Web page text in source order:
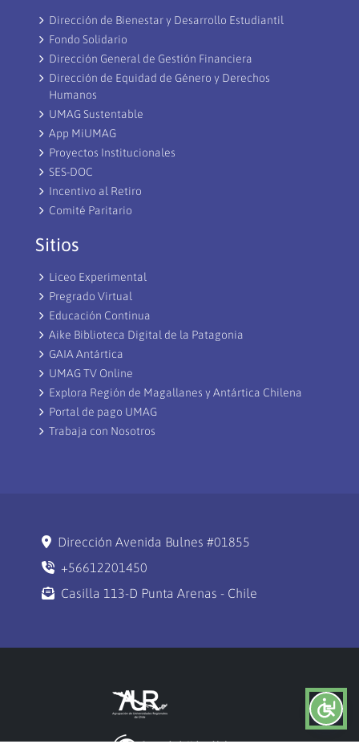
Dirección de Bienestar y Desarrollo Estudiantil
Fondo Solidario
Dirección General de Gestión Financiera
Dirección de Equidad de Género y Derechos
Humanos
UMAG Sustentable
App MiUMAG
Proyectos Institucionales
SES-DOC
Incentivo al Retiro
Comité Paritario
Sitios
Liceo Experimental
Pregrado Virtual
Educación Continua
Aike Biblioteca Digital de la Patagonia
GAIA Antártica
UMAG TV Online
Explora Región de Magallanes y Antártica Chilena
Portal de pago UMAG
Trabaja con Nosotros
Dirección Avenida Bulnes #01855
+56612201450
Casilla 113-D Punta Arenas - Chile